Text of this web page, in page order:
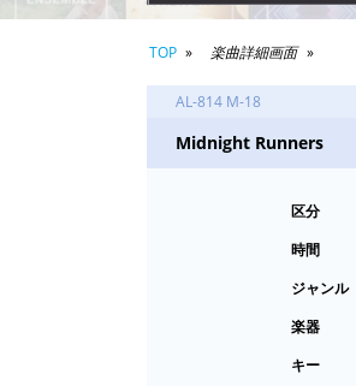
TOP 楽曲詳細画面
AL-814 M-18
Midnight Runners
区分
時間
ジャンル
楽器
キー